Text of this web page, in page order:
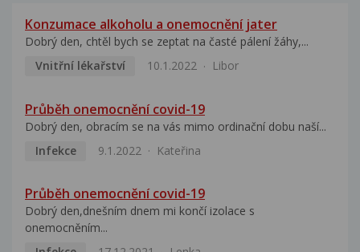
Konzumace alkoholu a onemocnění jater
Dobrý den, chtěl bych se zeptat na časté pálení žáhy,...
Vnitřní lékařství
10.1.2022 Libor
Průběh onemocnění covid-19
Dobrý den, obracím se na vás mimo ordinační dobu naší...
Infekce
9.1.2022 Kateřina
Průběh onemocnění covid-19
Dobrý den,dnešním dnem mi končí izolace s
onemocněním...